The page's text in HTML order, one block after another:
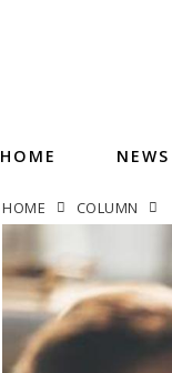
HOME NEWS
HOME COLUMN